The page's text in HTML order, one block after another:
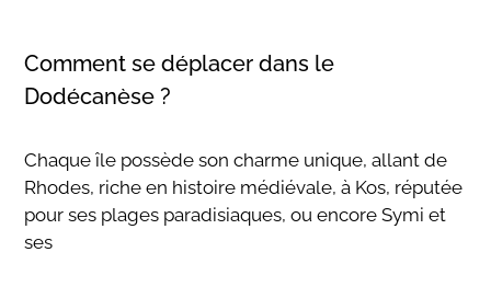
Comment se déplacer dans le
Dodécanèse ?
Chaque île possède son charme unique, allant de
Rhodes, riche en histoire médiévale, à Kos, réputée
pour ses plages paradisiaques, ou encore Symi et
ses